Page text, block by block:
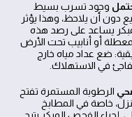
وجود تسرب بسيط
دون أن يلاحظ، وهذا يؤثر
يساعد على رصد هذه
أو أنابيب تحت الأرض
ضع عداد مياه خارج
في الاستهلاك.
الرطوبة المستمرة تفتح
خاصة في المطابخ